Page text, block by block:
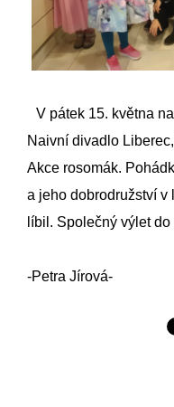
V pátek 15. května
Naivní divadlo
Akce rosomák.
a jeho dobrodružství v
líbil. Společný výlet
-Petra Jírová-